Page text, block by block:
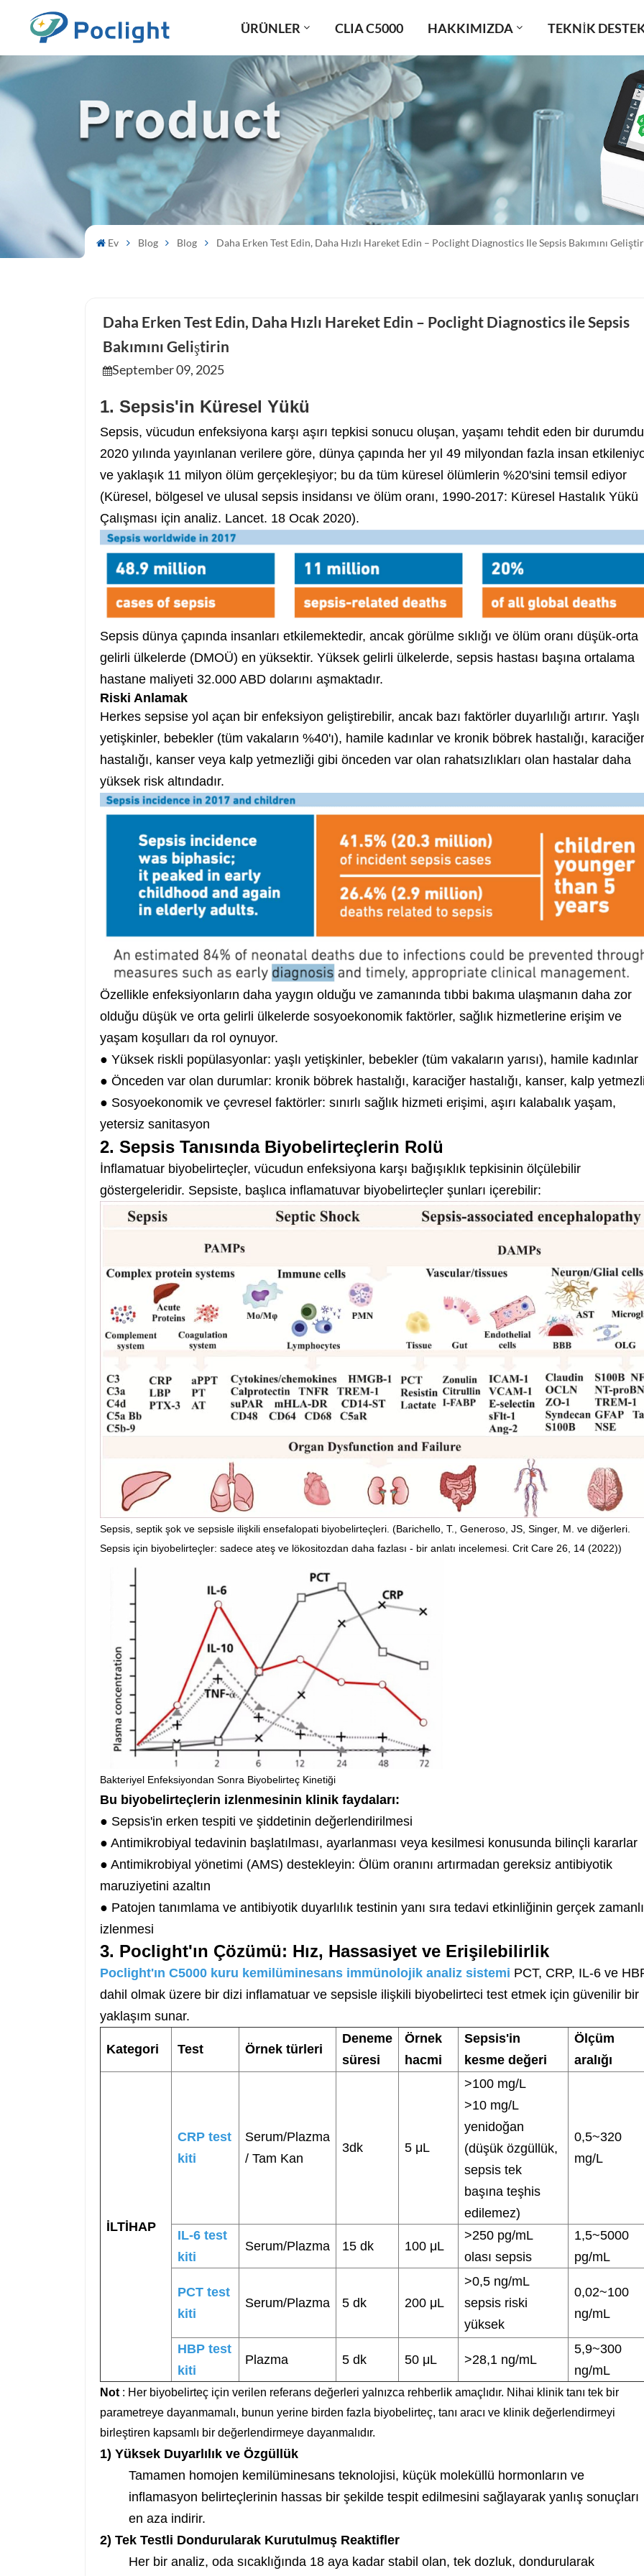
ÜRÜNLER CLIA C5000 HAKKIMIZDA TEKNIK
Ev Blog Blog Daha Erken Test Edin, Daha Hızlı Hareket Edin – Poclight Diagnostics Ile Sepsis Bakımını
Daha Erken Test Edin, Daha Hızlı Hareket Edin – Poclight Diagnostics ile Sepsis
Bakımını Geliştirin
September 09, 2025
1. Sepsis'in Küresel Yükü
Sepsis, vücudun enfeksiyona karşı aşırı tepkisi sonucu oluşan, yaşamı tehdit eden bir
2020 yılında yayınlanan verilere göre, dünya çapında her yıl 49 milyondan fazla insan
ve yaklaşık 11 milyon ölüm gerçekleşiyor; bu da tüm küresel ölümlerin %20'sini temsil ediyor
(Küresel, bölgesel ve ulusal sepsis insidansı ve ölüm oranı, 1990-2017: Küresel Hastalık Yükü
Çalışması için analiz. Lancet. 18 Ocak 2020).
Sepsis dünya çapında insanları etkilemektedir, ancak görülme sıklığı ve ölüm oranı düşük-orta
gelirli ülkelerde (DMOÜ) en yüksektir. Yüksek gelirli ülkelerde, sepsis hastası başına ortalama
hastane maliyeti 32.000 ABD dolarını aşmaktadır.
Riski Anlamak
Herkes sepsise yol açan bir enfeksiyon geliştirebilir, ancak bazı faktörler duyarlılığı artırır. Yaşlı
yetişkinler, bebekler (tüm vakaların %40'ı), hamile kadınlar ve kronik böbrek hastalığı, karaciğer
hastalığı, kanser veya kalp yetmezliği gibi önceden var olan rahatsızlıkları olan hastalar daha
yüksek risk altındadır.
Özellikle enfeksiyonların daha yaygın olduğu ve zamanında tıbbi bakıma ulaşmanın daha zor
olduğu düşük ve orta gelirli ülkelerde sosyoekonomik faktörler, sağlık hizmetlerine erişim ve
yaşam koşulları da rol oynuyor.
● Yüksek riskli popülasyonlar: yaşlı yetişkinler, bebekler (tüm vakaların yarısı), hamile kadınlar
● Önceden var olan durumlar: kronik böbrek hastalığı, karaciğer hastalığı, kanser, kalp
● Sosyoekonomik ve çevresel faktörler: sınırlı sağlık hizmeti erişimi, aşırı kalabalık yaşam,
yetersiz sanitasyon
2. Sepsis Tanısında Biyobelirteçlerin Rolü
İnflamatuar biyobelirteçler, vücudun enfeksiyona karşı bağışıklık tepkisinin ölçülebilir
göstergeleridir. Sepsiste, başlıca inflamatuvar biyobelirteçler şunları içerebilir:
Sepsis, septik şok ve sepsisle ilişkili ensefalopati biyobelirteçleri. (Barichello, T., Generoso, JS, Singer, M. ve diğerleri.
Sepsis için biyobelirteçler: sadece ateş ve lökositozdan daha fazlası - bir anlatı incelemesi. Crit Care 26, 14 (2022))
Bakteriyel Enfeksiyondan Sonra Biyobelirteç Kinetiği
Bu biyobelirteçlerin izlenmesinin klinik faydaları:
● Sepsis'in erken tespiti ve şiddetinin değerlendirilmesi
● Antimikrobiyal tedavinin başlatılması, ayarlanması veya kesilmesi konusunda bilinçli kararlar
● Antimikrobiyal yönetimi (AMS) destekleyin: Ölüm oranını artırmadan gereksiz antibiyotik
maruziyetini azaltın
● Patojen tanımlama ve antibiyotik duyarlılık testinin yanı sıra tedavi etkinliğinin gerçek zamanlı
izlenmesi
3. Poclight'ın Çözümü: Hız, Hassasiyet ve Erişilebilirlik
Poclight'ın C5000 kuru kemilüminesans immünolojik analiz sistemi PCT, CRP, IL-6 ve
dahil olmak üzere bir dizi inflamatuar ve sepsisle ilişkili biyobelirteci test etmek için güvenilir bir
yaklaşım sunar.
Kategori Test Örnek türleri
Deneme
süresi
Örnek
hacmi
Sepsis'in
kesme değeri
Ölçüm
aralığı
İLTİHAP
CRP test
kiti
Serum/Plazma
/ Tam Kan
3dk 5 μL
>100 mg/L
>10 mg/L
yenidoğan
(düşük özgüllük,
sepsis tek
başına teşhis
edilemez)
0,5~320
mg/L
IL-6 test
kiti
Serum/Plazma 15 dk 100 μL
>250 pg/mL
olası sepsis
1,5~5000
pg/mL
PCT test
kiti
Serum/Plazma 5 dk 200 μL
>0,5 ng/mL
sepsis riski
yüksek
0,02~100
ng/mL
HBP test
kiti
Plazma 5 dk 50 μL >28,1 ng/mL
5,9~300
ng/mL
Not : Her biyobelirteç için verilen referans değerleri yalnızca rehberlik amaçlıdır. Nihai klinik tanı tek bir
parametreye dayanmamalı, bunun yerine birden fazla biyobelirteç, tanı aracı ve klinik değerlendirmeyi
birleştiren kapsamlı bir değerlendirmeye dayanmalıdır.
1) Yüksek Duyarlılık ve Özgüllük
Tamamen homojen kemilüminesans teknolojisi, küçük moleküllü hormonların ve
inflamasyon belirteçlerinin hassas bir şekilde tespit edilmesini sağlayarak yanlış sonuçları
en aza indirir.
2) Tek Testli Dondurularak Kurutulmuş Reaktifler
Her bir analiz, oda sıcaklığında 18 aya kadar stabil olan, tek dozluk, dondurularak